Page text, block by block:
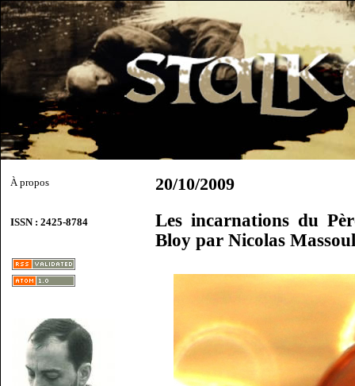
À propos
ISSN : 2425-8784
20/10/2009
Les incarnations du
Bloy par Nicolas